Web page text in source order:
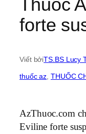
Thuốc
forte
Viết bởiTS.BS Lucy
thuốc az , THUỐC
AzThuoc.com
Eviline forte